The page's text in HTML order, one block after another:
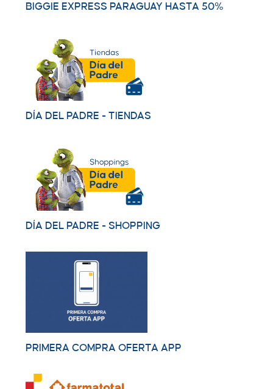
BIGGIE EXPRESS PARAGUAY HASTA 50%
DÍA DEL PADRE - TIENDAS
DÍA DEL PADRE - SHOPPING
PRIMERA COMPRA OFERTA APP